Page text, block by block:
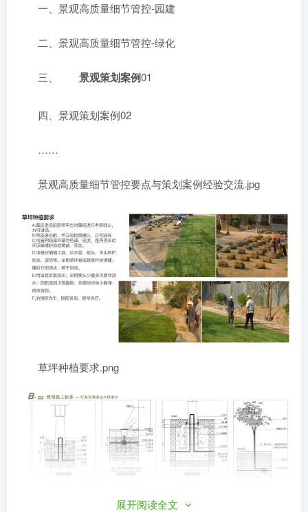
一、景观高质量细节管控-园建
二、景观高质量细节管控-绿化
三、 景观策划案例01
四、景观策划案例02
……
景观高质量细节管控要点与策划案例经验交流.jpg
草坪种植要求.png
展开阅读全文